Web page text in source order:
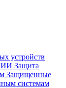
устройств
Защита
Защищенные
системам